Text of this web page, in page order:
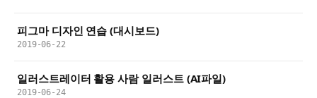
피그마 디자인 연습 (대시보드)
2019-06-22
일러스트레이터 활용 사람 일러스트 (AI파일)
2019-06-24